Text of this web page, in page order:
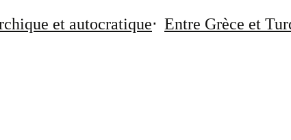
et autocratique
Entre Grèce et